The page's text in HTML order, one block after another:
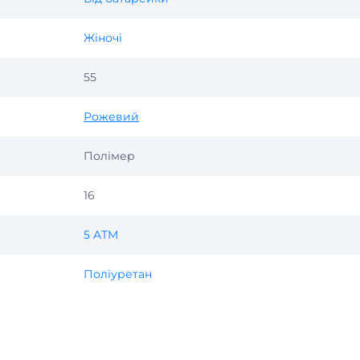
Жіночі
55
Рожевий
Полімер
16
5 ATM
Поліуретан